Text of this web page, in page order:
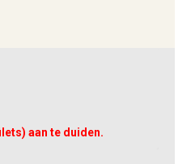
aan te duiden.